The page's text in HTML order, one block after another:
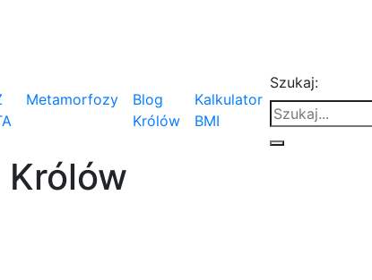
Metamorfozy
Blog
Królów
Kalkulator
BMI
Szukaj: